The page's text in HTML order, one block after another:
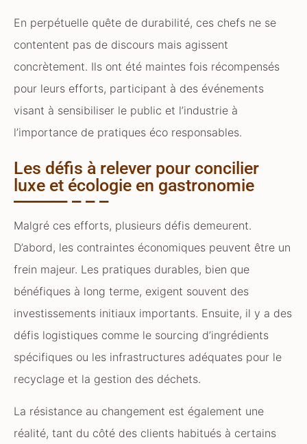
En perpétuelle quête de durabilité, ces chefs ne se
contentent pas de discours mais agissent
concrètement. Ils ont été maintes fois récompensés
pour leurs efforts, participant à des événements
visant à sensibiliser le public et l’industrie à
l’importance de pratiques éco responsables.
Les défis à relever pour concilier
luxe et écologie en gastronomie
Malgré ces efforts, plusieurs défis demeurent.
D’abord, les contraintes économiques peuvent être un
frein majeur. Les pratiques durables, bien que
bénéfiques à long terme, exigent souvent des
investissements initiaux importants. Ensuite, il y a des
défis logistiques comme le sourcing d’ingrédients
spécifiques ou les infrastructures adéquates pour le
recyclage et la gestion des déchets.
La résistance au changement est également une
réalité, tant du côté des clients habitués à certains